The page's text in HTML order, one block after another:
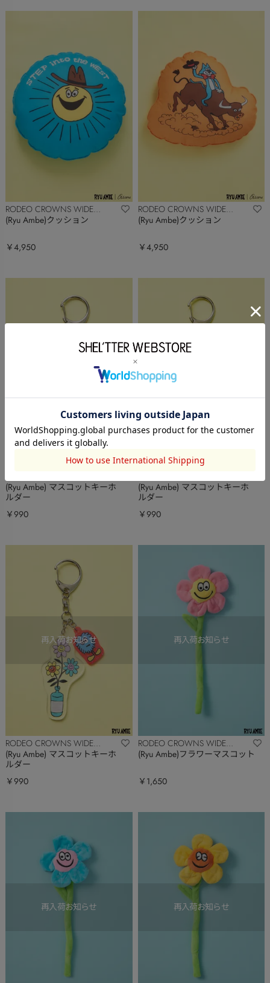
RODEO CROWNS WIDE
BOWL
(Ryu Ambe)クッション
￥4,950
RODEO CROWNS WIDE
BOWL
(Ryu Ambe)クッション
￥4,950
BOWL
(Ryu Ambe) マスコットキーホ
ルダー
￥990
BOWL
(Ryu Ambe) マスコットキーホ
ルダー
￥990
RODEO CROWNS WIDE
BOWL
(Ryu Ambe) マスコットキーホ
ルダー
￥990
RODEO CROWNS WIDE
BOWL
(Ryu Ambe)フラワーマスコット
￥1,650